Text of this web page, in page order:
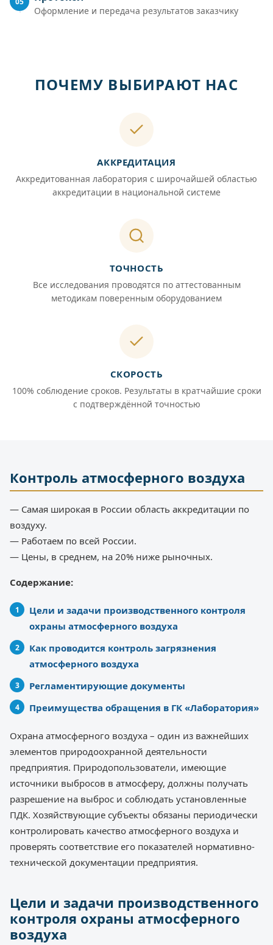
Оформление и передача результатов заказчику
ПОЧЕМУ ВЫБИРАЮТ НАС
АККРЕДИТАЦИЯ
Аккредитованная лаборатория с широчайшей областью
аккредитации в национальной системе
ТОЧНОСТЬ
Все исследования проводятся по аттестованным
методикам поверенным оборудованием
СКОРОСТЬ
100% соблюдение сроков. Результаты в кратчайшие сроки
с подтверждённой точностью
Контроль атмосферного воздуха
— Самая широкая в России область аккредитации по
воздуху.
— Работаем по всей России.
— Цены, в среднем, на 20% ниже рыночных.
Содержание:
Цели и задачи производственного контроля
охраны атмосферного воздуха
Как проводится контроль загрязнения
атмосферного воздуха
Регламентирующие документы
Преимущества обращения в ГК «Лаборатория»
Охрана атмосферного воздуха – один из важнейших
элементов природоохранной деятельности
предприятия. Природопользователи, имеющие
источники выбросов в атмосферу, должны получать
разрешение на выброс и соблюдать установленные
ПДК. Хозяйствующие субъекты обязаны периодически
контролировать качество атмосферного воздуха и
проверять соответствие его показателей нормативно-
технической документации предприятия.
Цели и задачи производственного
контроля охраны атмосферного
воздуха